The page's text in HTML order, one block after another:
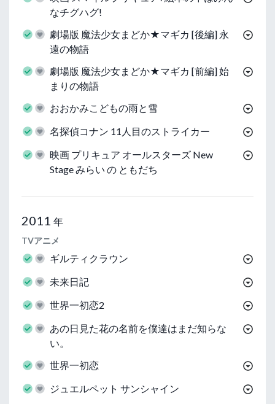
なチグハグ!
劇場版 魔法少女まどか★マギカ [後編] 永
遠の物語
劇場版 魔法少女まどか★マギカ [前編] 始
まりの物語
おおかみこどもの雨と雪
名探偵コナン 11人目のストライカー
映画 プリキュア オールスターズ New
Stage みらい の ともだち
2011 年
TVアニメ
ギルティクラウン
未来日記
世界一初恋2
あの日見た花の名前を僕達はまだ知らな
い。
世界一初恋
ジュエルペット サンシャイン